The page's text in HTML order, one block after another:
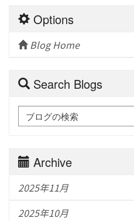
Options
Blog Home
Search Blogs
Archive
2025年11月
2025年10月